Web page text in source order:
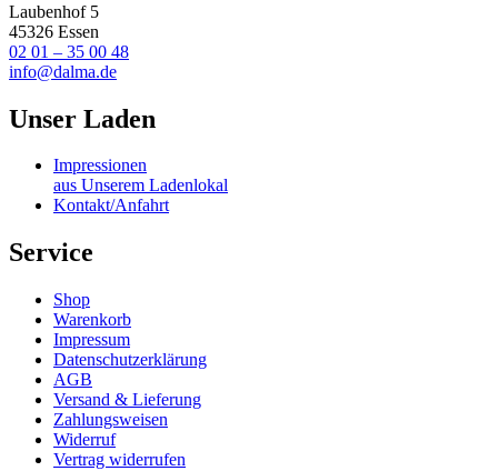
Laubenhof 5
45326 Essen
02 01 – 35 00 48
info@dalma.de
Unser Laden
Impressionen
aus Unserem Ladenlokal
Kontakt/Anfahrt
Service
Shop
Warenkorb
Impressum
Datenschutzerklärung
AGB
Versand & Lieferung
Zahlungsweisen
Widerruf
Vertrag widerrufen